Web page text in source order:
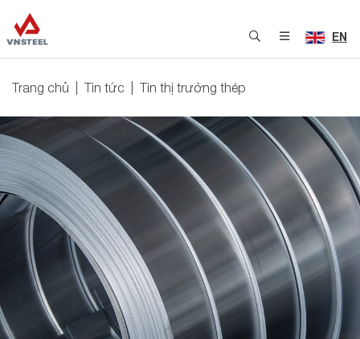
EN
Trang chủ Tin tức Tin thị trường thép